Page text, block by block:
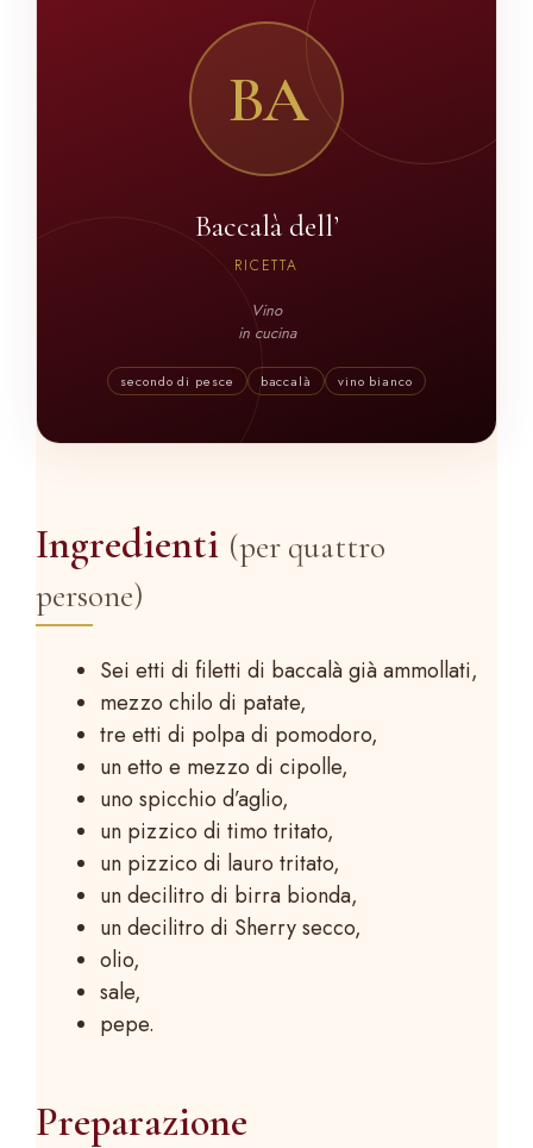
BA
Baccalà dell’
RICETTA
Vino
in cucina
secondo di pesce baccalà vino bianco
Ingredienti (per quattro
persone)
Sei etti di filetti di baccalà già ammollati,
mezzo chilo di patate,
tre etti di polpa di pomodoro,
un etto e mezzo di cipolle,
uno spicchio d’aglio,
un pizzico di timo tritato,
un pizzico di lauro tritato,
un decilitro di birra bionda,
un decilitro di Sherry secco,
olio,
sale,
pepe.
Preparazione